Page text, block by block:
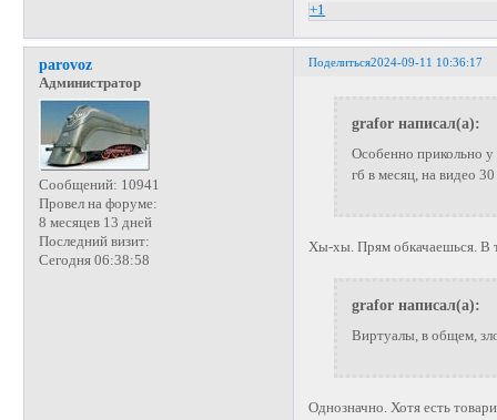
+1
Поделиться2024-09-11 10:36:17
parovoz
Администратор
Сообщений: 10941
Провел на форуме:
8 месяцев 13 дней
Последний визит:
Сегодня 06:38:58
grafor написал(а):
Особенно прикольно
гб в месяц, на видео
Хы-хы. Прям обкачаешься. В
grafor написал(а):
Виртуалы, в общем,
Однозначно. Хотя есть